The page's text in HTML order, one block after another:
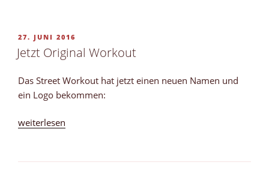
VERÖFFENTLICHT
AM
27. JUNI 2016
Jetzt Original Workout
Das Street Workout hat jetzt einen neuen Namen und
ein Logo bekommen:
„Jetzt
weiterlesen